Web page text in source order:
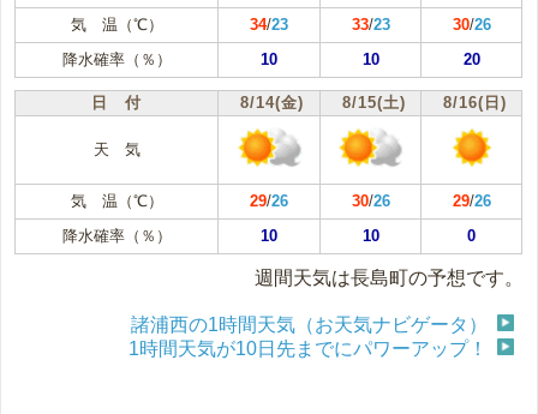
気 温（℃） 34/23 33/23 30/26
降水確率（％）
10 10 20
日 付 8/14(金) 8/15(土) 8/16(日)
天 気
気 温（℃） 29/26 30/26 29/26
降水確率（％）
10 10 0
週間天気は長島町の予想です。
諸浦西の1時間天気（お天気ナビゲータ）
1時間天気が10日先までにパワーアップ！